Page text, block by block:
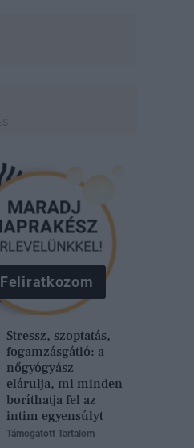
Feliratkozom
Stressz, szoptatás,
fogamzásgátló: a
nőgyógyász
elárulja, mi minden
boríthatja fel az
intim egyensúlyt
Támogatott Tartalom